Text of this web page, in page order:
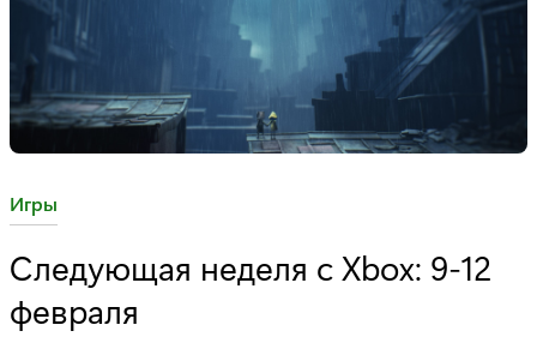
C
t
e
g
Игры
Следующая неделя с Xbox: 9-12
февраля